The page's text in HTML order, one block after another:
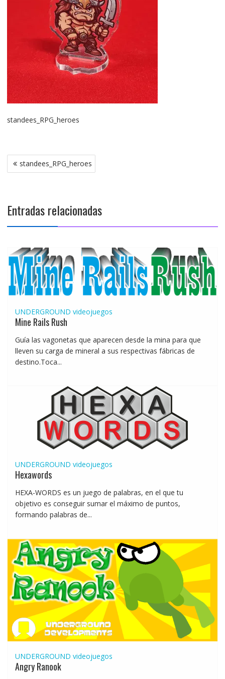
standees_RPG_heroes
Navegación
de
standees_RPG_heroes
Entradas relacionadas
UNDERGROUND videojuegos
Mine Rails Rush
Guía las vagonetas que aparecen desde la mina para que
lleven su carga de mineral a sus respectivas fábricas de
destino.Toca...
UNDERGROUND videojuegos
Hexawords
HEXA-WORDS es un juego de palabras, en el que tu
objetivo es conseguir sumar el máximo de puntos,
formando palabras de...
UNDERGROUND videojuegos
Angry Ranook